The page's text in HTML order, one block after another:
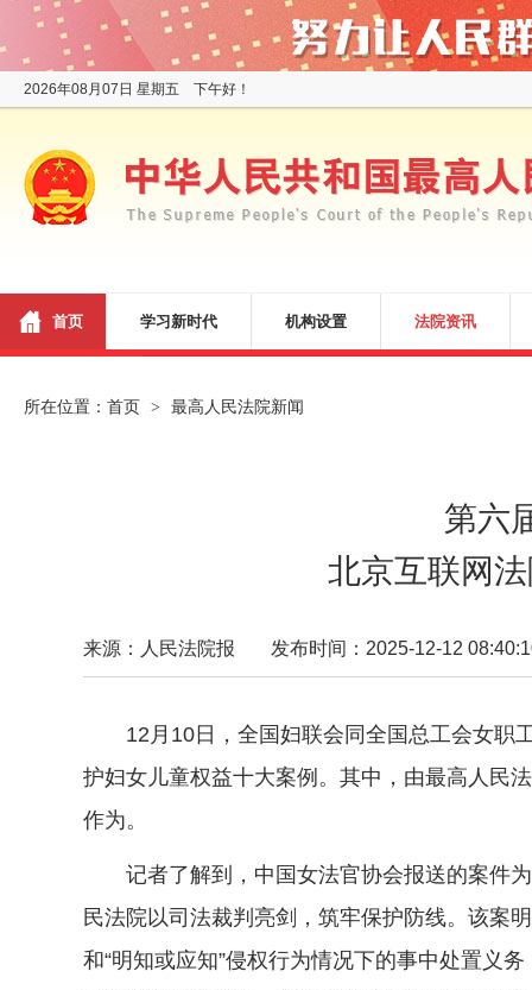
2026年08月07日 星期五 下午好！
首页 学习新时代 机构设置 法院资讯
所在位置： 首页 > 最高人民法院新闻
第六
北京互联网
来源：人民法院报 发布时间：2025-12-12
12月10日，全国妇联会同全国总工会女职工
护妇女儿童权益十大案例。其中，由最高人民
作为。
记者了解到，中国女法官协会报送的案件为“
民法院以司法裁判亮剑，筑牢保护防线。该案
和“明知或应知”侵权行为情况下的事中处置义